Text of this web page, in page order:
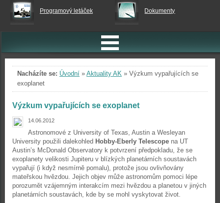
Programový letáček Dokumenty
Nacházíte se: Úvodní » Aktuality AK » Výzkum vypařujících se
exoplanet
Výzkum vypařujících se exoplanet
14.06.2012
Astronomové z University of Texas, Austin a Wesleyan
University použili dalekohled Hobby-Eberly Telescope na UT
Austin’s McDonald Observatory k potvrzení předpokladu, že se
exoplanety velikosti Jupiteru v blízkých planetárních soustavách
vypařují (i když nesmírně pomalu), protože jsou ovlivňovány
mateřskou hvězdou. Jejich objev může astronomům pomoci lépe
porozumět vzájemným interakcím mezi hvězdou a planetou v jiných
planetárních soustavách, kde by se mohl vyskytovat život.